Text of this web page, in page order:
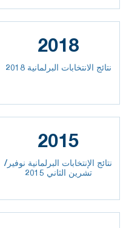
2018
نتائج الانتخابات البرلمانية 2018
2015
نتائج الإنتخابات البرلمانية نوفير/
تشرين الثاني 2015